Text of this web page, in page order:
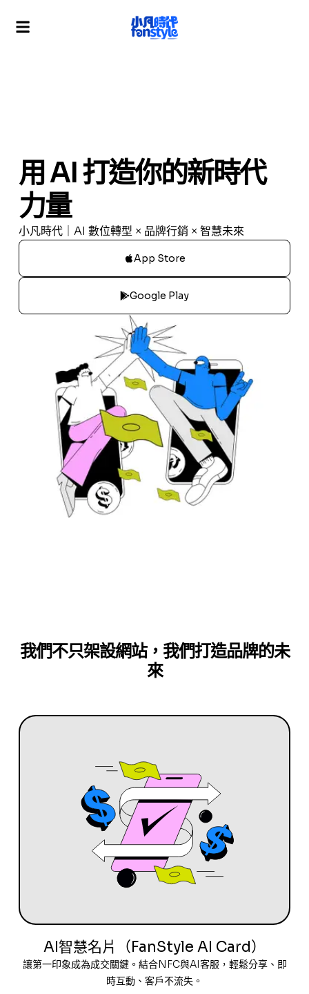
用 AI 打造你的新時代
力量
小凡時代｜AI 數位轉型 × 品牌行銷 × 智慧未來
App Store
Google Play
我們不只架設網站，我們打造品牌的未
來
AI智慧名片（FanStyle AI Card）
讓第一印象成為成交關鍵。結合NFC與AI客服，輕鬆分享、即
時互動、客戶不流失。